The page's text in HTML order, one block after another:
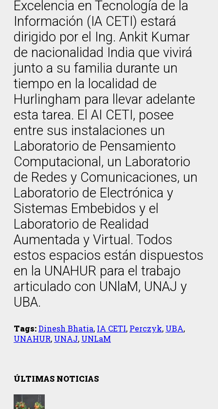
Excelencia en Tecnología de la
Información (IA CETI) estará
dirigido por el Ing. Ankit Kumar
de nacionalidad India que vivirá
junto a su familia durante un
tiempo en la localidad de
Hurlingham para llevar adelante
esta tarea. El AI CETI, posee
entre sus instalaciones un
Laboratorio de Pensamiento
Computacional, un Laboratorio
de Redes y Comunicaciones, un
Laboratorio de Electrónica y
Sistemas Embebidos y el
Laboratorio de Realidad
Aumentada y Virtual. Todos
estos espacios están dispuestos
en la UNAHUR para el trabajo
articulado con UNlaM, UNAJ y
UBA.
Tags:Dinesh Bhatia, IA CETI, Perczyk, UBA,
UNAHUR, UNAJ, UNLaM
ÚLTIMAS NOTICIAS